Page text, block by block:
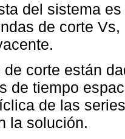
del sistema
de corte
de corte están
de tiempo
de las
la solución.